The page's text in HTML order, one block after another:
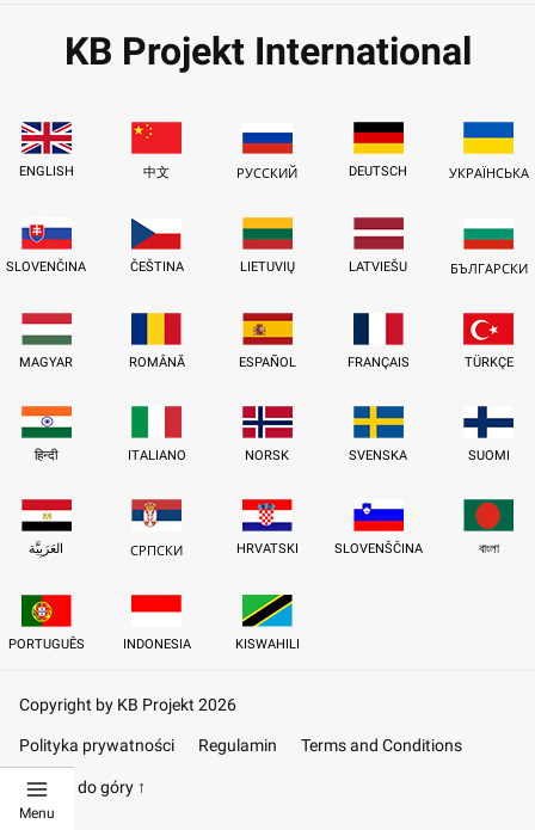
KB Projekt International
ENGLISH 中文 РУССКИЙ DEUTSCH УКРАЇНСЬКА
SLOVENČINA ČEŠTINA LIETUVIŲ LATVIEŠU БЪЛГАРСКИ
MAGYAR ROMÂNĂ ESPAÑOL FRANÇAIS TÜRKÇE
हिन्दी ITALIANO NORSK SVENSKA SUOMI
العَرَبِيَّة СРПСКИ HRVATSKI SLOVENŠČINA বাংলা
PORTUGUÊS INDONESIA KISWAHILI
Copyright by KB Projekt 2026
Polityka prywatności Regulamin Terms and Conditions
Powrót do góry ↑
Menu